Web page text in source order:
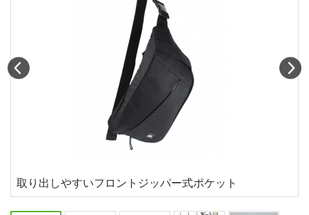
取り出しやすいフロントジッパー式ポケット